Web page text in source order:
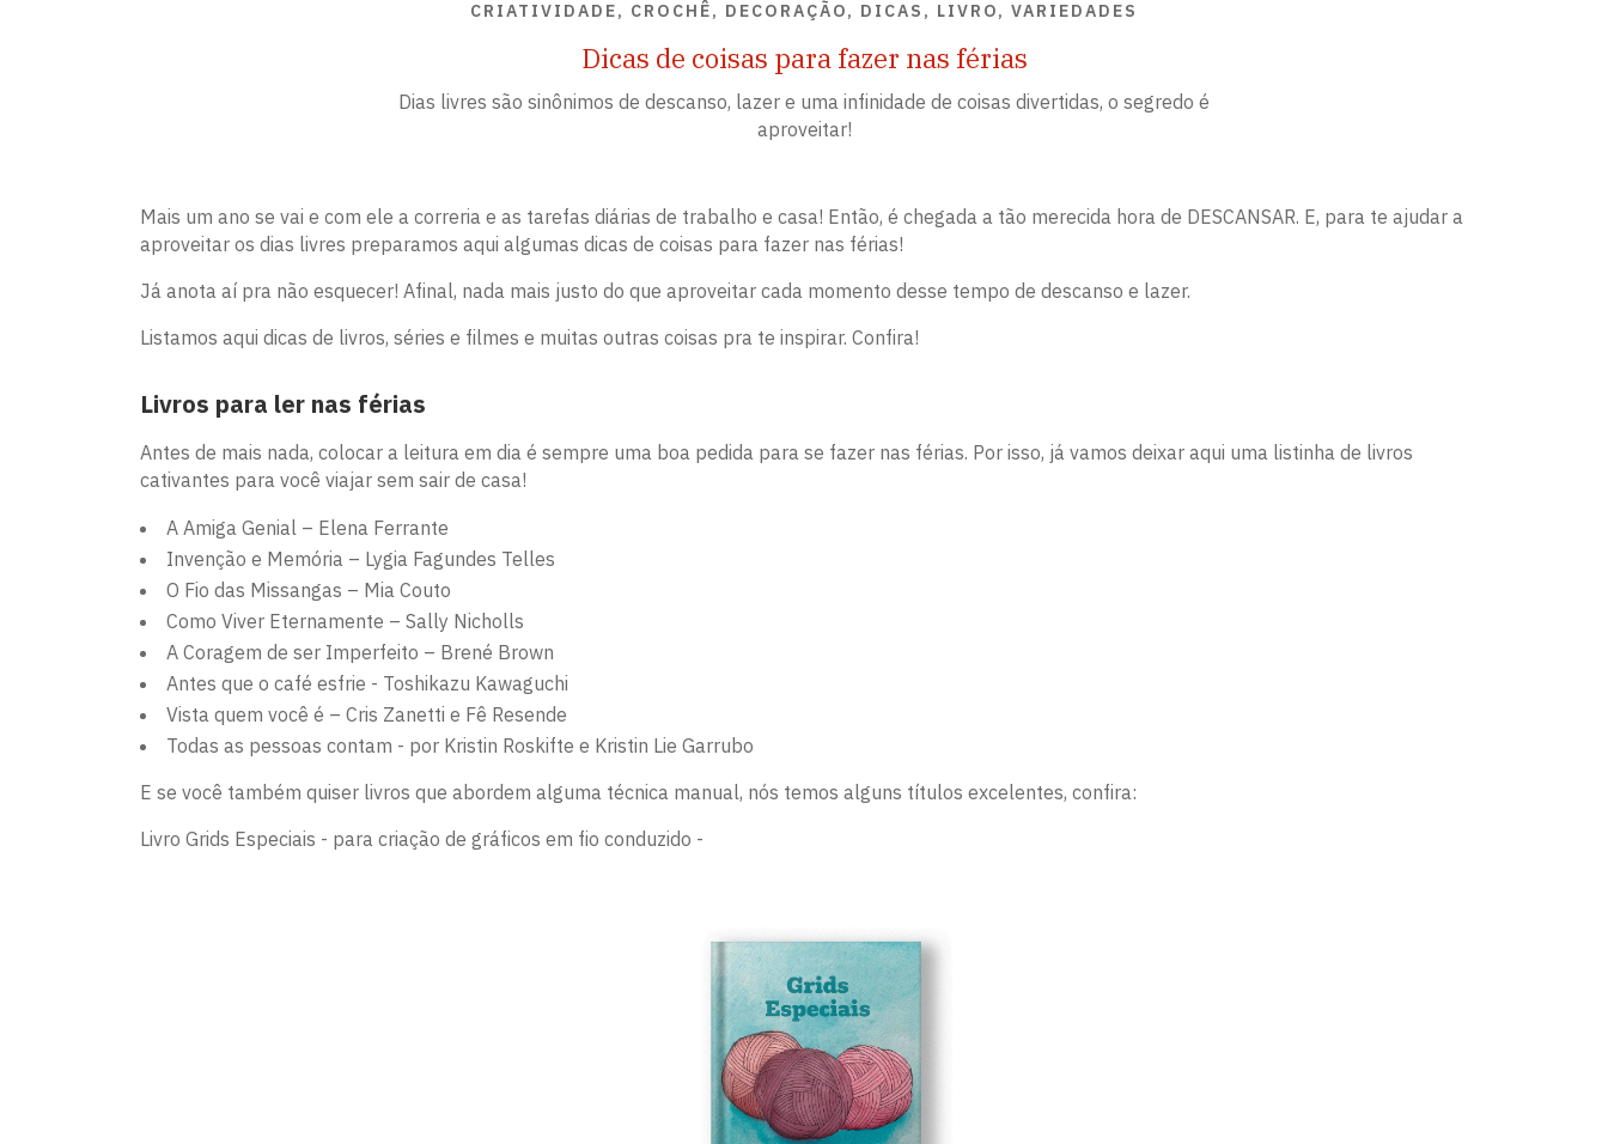
CRIATIVIDADE, CROCHÊ, DECORAÇÃO, DICAS, LIVRO, VARIEDADES
Dicas de coisas para fazer nas férias
Dias livres são sinônimos de descanso, lazer e uma infinidade de coisas divertidas, o segredo é
aproveitar!
Mais um ano se vai e com ele a correria e as tarefas diárias de trabalho e casa! Então, é chegada a tão merecida hora de DESCANSAR. E, para te ajudar a
aproveitar os dias livres preparamos aqui algumas dicas de coisas para fazer nas férias!
Já anota aí pra não esquecer! Afinal, nada mais justo do que aproveitar cada momento desse tempo de descanso e lazer.
Listamos aqui dicas de livros, séries e filmes e muitas outras coisas pra te inspirar. Confira!
Livros para ler nas férias
Antes de mais nada, colocar a leitura em dia é sempre uma boa pedida para se fazer nas férias. Por isso, já vamos deixar aqui uma listinha de livros
cativantes para você viajar sem sair de casa!
A Amiga Genial – Elena Ferrante
Invenção e Memória – Lygia Fagundes Telles
O Fio das Missangas – Mia Couto
Como Viver Eternamente – Sally Nicholls
A Coragem de ser Imperfeito – Brené Brown
Antes que o café esfrie - Toshikazu Kawaguchi
Vista quem você é – Cris Zanetti e Fê Resende
Todas as pessoas contam - por Kristin Roskifte e Kristin Lie Garrubo
E se você também quiser livros que abordem alguma técnica manual, nós temos alguns títulos excelentes, confira:
Livro Grids Especiais - para criação de gráficos em fio conduzido -